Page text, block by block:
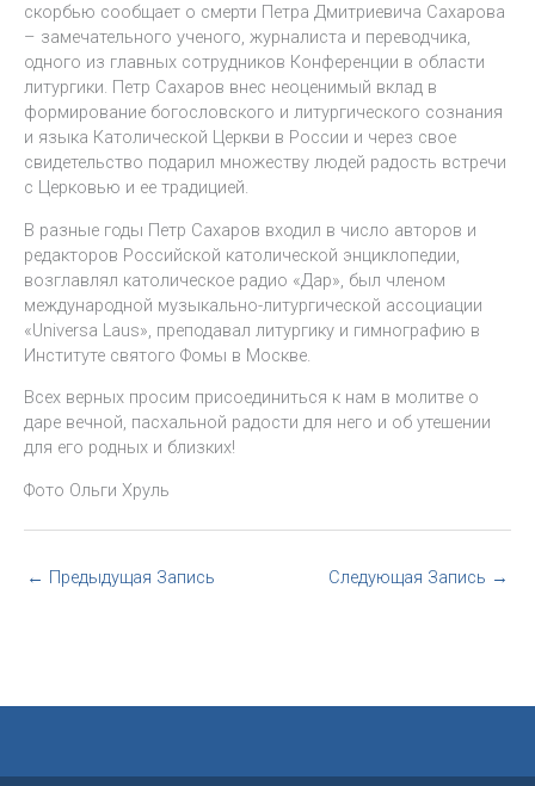
скорбью сообщает о смерти Петра Дмитриевича Сахарова
– замечательного ученого, журналиста и переводчика,
одного из главных сотрудников Конференции в области
литургики. Петр Сахаров внес неоценимый вклад в
формирование богословского и литургического сознания
и языка Католической Церкви в России и через свое
свидетельство подарил множеству людей радость встречи
с Церковью и ее традицией.
В разные годы Петр Сахаров входил в число авторов и
редакторов Российской католической энциклопедии,
возглавлял католическое радио «Дар», был членом
международной музыкально-литургической ассоциации
«Universa Laus», преподавал литургику и гимнографию в
Институте святого Фомы в Москве.
Всех верных просим присоединиться к нам в молитве о
даре вечной, пасхальной радости для него и об утешении
для его родных и близких!
Фото Ольги Хруль
← Предыдущая Запись Следующая Запись →